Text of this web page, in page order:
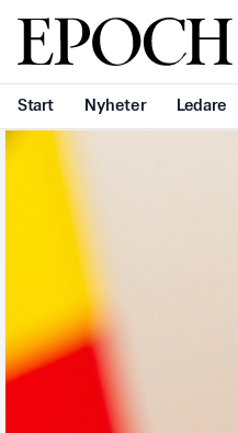
Svenska
Start Nyheter Ledare